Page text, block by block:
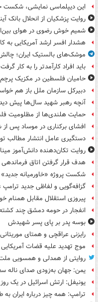
این دیپلماسی نمایشی، شکست
روایت پزشکیان از انحلال بانک
شمیم خوش رضوی در هوای
هشدار افسر ارشد آمریکایی به
موشک‌های بالستیک ایران؛ چالش
باید افراد کارآمدتر را به کار گرفت
حامیان فلسطین در مکزیک
دبیرکل سازمان ملل باز هم
آنچه رهبر شهید سال‌ها پیش
حمایت هلندی‌ها از مظلومیت
افشای برکناری در موساد پس از
دستگیری عامل انتشار مطالب
روایت تکان‌دهنده دانش‌آموز
هدف قرار گرفتن اتاق‌
شکست پروژه «خاورمیانه جدید»
گزافه‌گویی و لفاظی جدید ترامپ
پیروزی استقلال مقابل همنام
انفجار در حومه دمشق چند
بوسه‌ پدر بر پای پسر شهیدش
رایزنی عراقچی و همتای
موج تهدید علیه قضات
روایتی از همدلی و همسویی
یمن: جهان به‌زودی صدای ناله
یونیفل: ارتش اسرائیل در یک روز ۱۱۳ توپ به جنوب لبنان شلیک کرده است
ترامپ: همه چیز درباره ایران